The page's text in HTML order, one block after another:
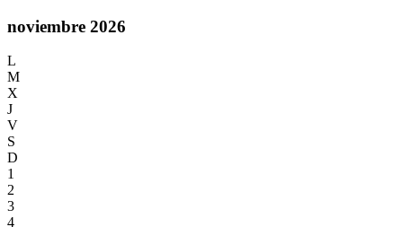
noviembre 2026
L
M
X
J
V
S
D
1
2
3
4